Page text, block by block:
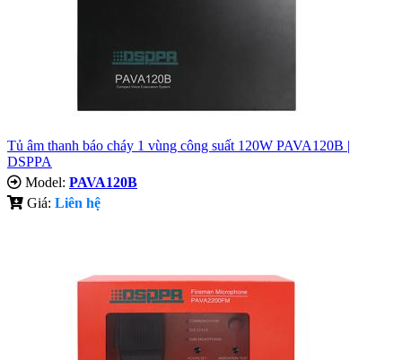
Tủ âm thanh báo cháy 1 vùng công suất 120W PAVA120B |
DSPPA
Model: PAVA120B
Giá: Liên hệ